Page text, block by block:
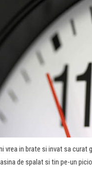
vrea in brate si invat sa
de spalat si tin pe-un